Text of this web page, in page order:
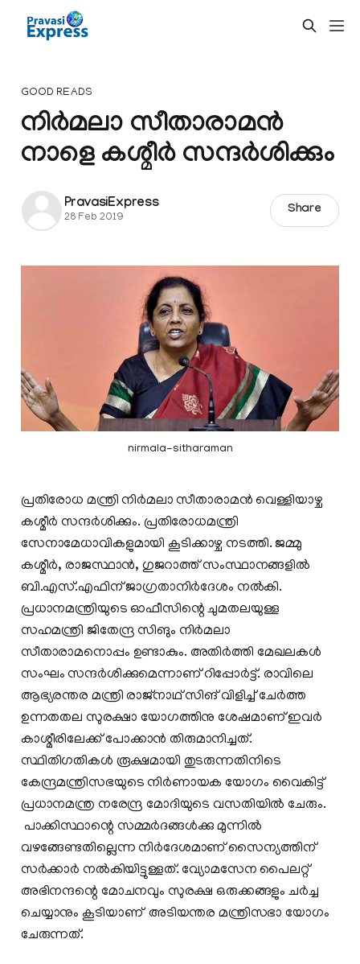
GOOD READS
നിര്‍മലാ സീതാരാമന്‍
നാളെ കശ്മീര്‍ സന്ദര്‍ശിക്കും
PravasiExpress
28 Feb 2019
Share
nirmala-sitharaman
പ്രതിരോധ മന്ത്രി നിര്‍മലാ സീതാരാമന്‍ വെള്ളിയാഴ്ച
കശ്മീര്‍ സന്ദര്‍ശിക്കും. പ്രതിരോധമന്ത്രി
സേനാമേധാവികളുമായി കൂടിക്കാഴ്ച നടത്തി. ജമ്മു
കശ്മീര്‍, രാജസ്ഥാന്‍, ഗുജറാത്ത് സംസ്ഥാനങ്ങളില്‍
ബി.എസ്.എഫിന് ജാഗ്രതാനിര്‍ദേശം നല്‍കി.
പ്രധാനമന്ത്രിയുടെ ഓഫീസിന്റെ ചുമതലയുള്ള
സഹമന്ത്രി ജിതേന്ദ്ര സിങും നിര്‍മലാ
സീതാരാമനൊപ്പം ഉണ്ടാകും. അതിര്‍ത്തി മേഖലകള്‍
സംഘം സന്ദര്‍ശിക്കുമെന്നാണ് റിപ്പോർട്ട്. രാവിലെ
ആഭ്യരന്തര മന്ത്രി രാജ്‌നാഥ് സിങ് വിളിച്ച് ചേര്‍ത്ത
ഉന്നതതല സുരക്ഷാ യോഗത്തിനു ശേഷമാണ് ഇവർ
കാശ്മീരിലേക്ക് പോക്കാൻ തിരുമാനിച്ചത്.
സ്ഥിതിഗതികള്‍ രൂക്ഷമായി തുടരുന്നതിനിടെ
കേന്ദ്രമന്ത്രിസഭയുടെ നിര്‍ണായക യോഗം വൈകിട്ട്
പ്രധാനമന്ത്ര നരേന്ദ്ര മോദിയുടെ വസതിയില്‍ ചേരും.
പാക്കിസ്ഥാന്റെ സമ്മർദങ്ങൾക്കു മുന്നിൽ
വഴങ്ങേണ്ടതില്ലെന്ന നിർദേശമാണ് സൈന്യത്തിന്
സർക്കാർ നൽകിയിട്ടുള്ളത്. വ്യോമസേന പൈലറ്റ്
അഭിനന്ദന്റെ മോചനവും സുരക്ഷ ഒരുക്കങ്ങളും ചര്‍ച്ച
ചെയ്യാനും കൂടിയാണ് അടിയന്തര മന്ത്രിസഭാ യോഗം
ചേരുന്നത്.